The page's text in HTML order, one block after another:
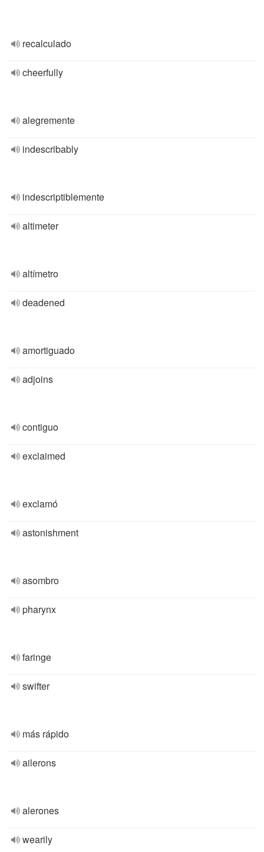
recalculado
cheerfully
alegremente
indescribably
indescriptiblemente
altimeter
altímetro
deadened
amortiguado
adjoins
contiguo
exclaimed
exclamó
astonishment
asombro
pharynx
faringe
swifter
más rápido
ailerons
alerones
wearily